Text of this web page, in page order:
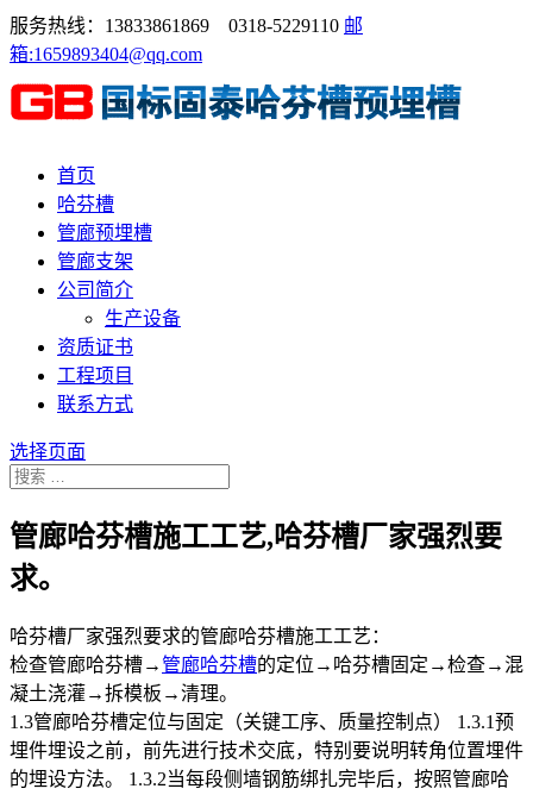
服务热线：13833861869 0318-5229110 邮
箱:1659893404@qq.com
首页
哈芬槽
管廊预埋槽
管廊支架
公司简介
生产设备
资质证书
工程项目
联系方式
选择页面
管廊哈芬槽施工工艺,哈芬槽厂家强烈要
求。
哈芬槽厂家强烈要求的管廊哈芬槽施工工艺：
检查管廊哈芬槽→ 管廊哈芬槽的定位→哈芬槽固定→检查→混
凝土浇灌→拆模板→清理。
1.3管廊哈芬槽定位与固定（关键工序、质量控制点） 1.3.1预
埋件埋设之前，前先进行技术交底，特别要说明转角位置埋件
的埋设方法。 1.3.2当每段侧墙钢筋绑扎完毕后，按照管廊哈